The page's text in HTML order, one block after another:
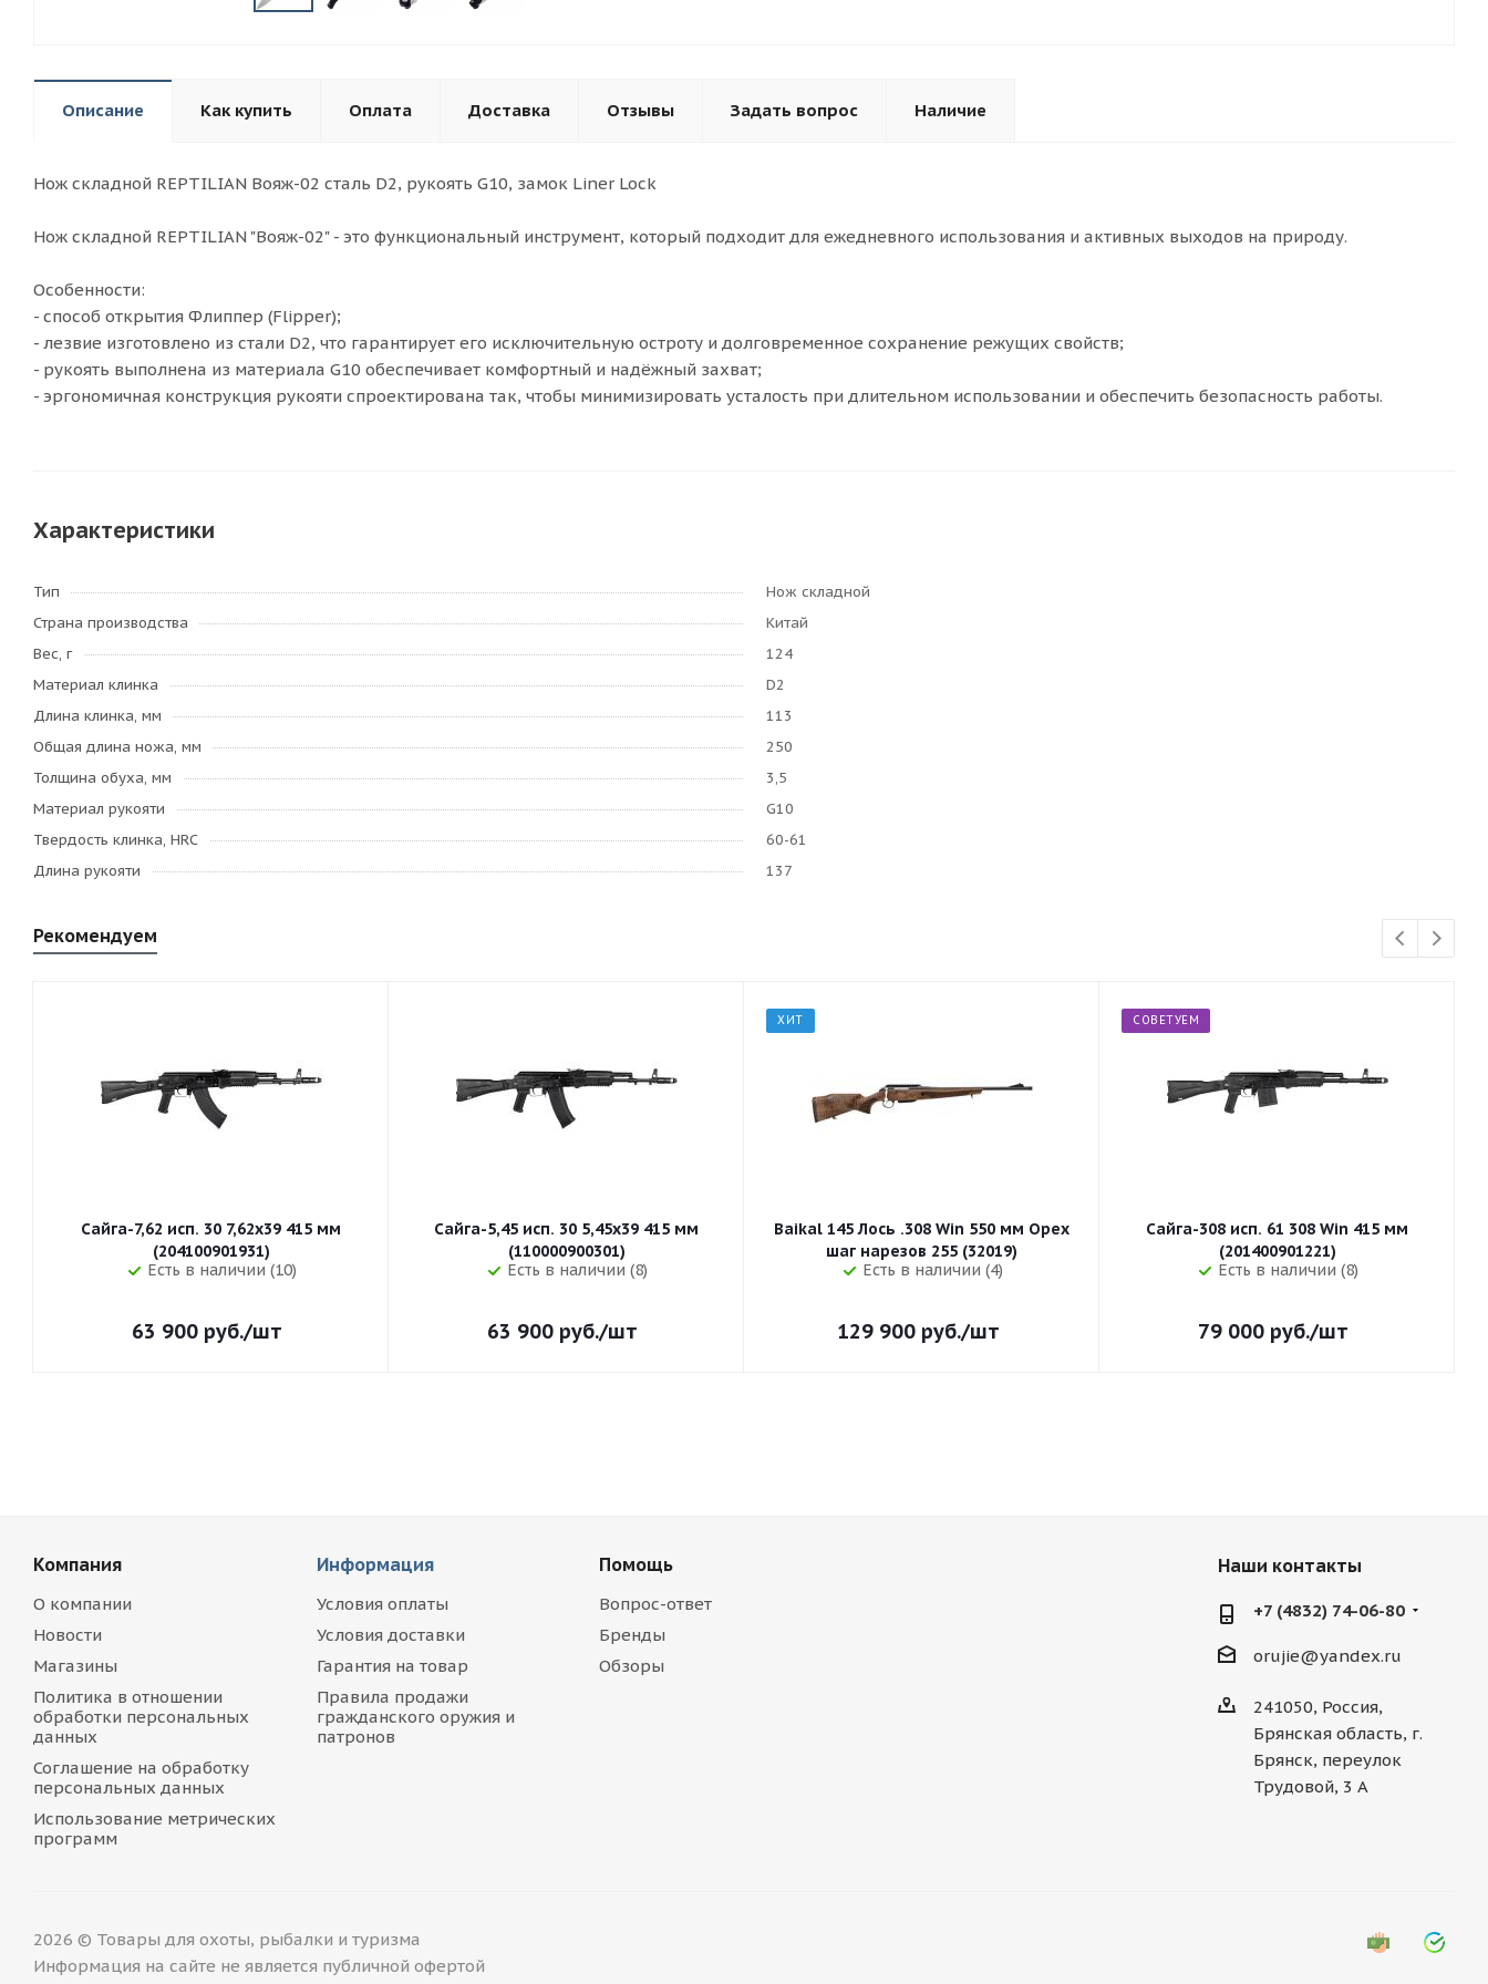
Описание Как купить Оплата Доставка Отзывы Задать вопрос Наличие
Нож складной REPTILIAN Вояж-02 сталь D2, рукоять G10, замок Liner Lock
Нож складной REPTILIAN "Вояж-02" - это функциональный инструмент, который подходит для ежедневного использования и активных выходов на природу.
Особенности:
- способ открытия Флиппер (Flipper);
- лезвие изготовлено из стали D2, что гарантирует его исключительную остроту и долговременное сохранение режущих свойств;
- рукоять выполнена из материала G10 обеспечивает комфортный и надёжный захват;
- эргономичная конструкция рукояти спроектирована так, чтобы минимизировать усталость при длительном использовании и обеспечить безопасность работы.
Характеристики
Тип
Нож складной
Страна производства
Китай
Вес, г
124
Материал клинка
D2
Длина клинка, мм
113
Общая длина ножа, мм
250
Толщина обуха, мм
3,5
Материал рукояти
G10
Твердость клинка, HRC
60-61
Длина рукояти
137
Рекомендуем
Сайга-7,62 исп. 30 7,62x39 415 мм
(204100901931)
Есть в наличии (10)
63 900 руб./шт
Сайга-5,45 исп. 30 5,45x39 415 мм
(110000900301)
Есть в наличии (8)
63 900 руб./шт
ХИТ
Baikal 145 Лось .308 Win 550 мм Орех
шаг нарезов 255 (32019)
Есть в наличии (4)
129 900руб./шт
СОВЕТУЕМ
Сайга-308 исп. 61 308 Win 415 мм
(201400901221)
Есть в наличии (8)
79 000 руб./шт
Компания
О компании
Новости
Магазины
Политика в отношении
обработки персональных
данных
Соглашение на обработку
персональных данных
Использование метрических
программ
Информация
Условия оплаты
Условия доставки
Гарантия на товар
Правила продажи
гражданского оружия и
патронов
Помощь
Вопрос-ответ
Бренды
Обзоры
Наши контакты
+7 (4832) 74-06-80
orujie@yandex.ru
241050, Россия,
Брянская область, г.
Брянск, переулок
Трудовой, 3 А
2026 © Товары для охоты, рыбалки и туризма
Информация на сайте не является публичной офертой